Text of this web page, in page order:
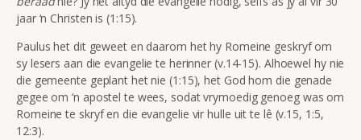
jaar ‘n Christen is (1:15).
Paulus het dit geweet en daarom het hy Romeine geskryf om
sy lesers aan die evangelie te herinner (v.14-15). Alhoewel hy nie
die gemeente geplant het nie (1:15), het God hom die genade
gegee om ‘n apostel te wees, sodat vrymoedig genoeg was om
Romeine te skryf en die evangelie vir hulle uit te lê (v.15, 1:5,
12:3).